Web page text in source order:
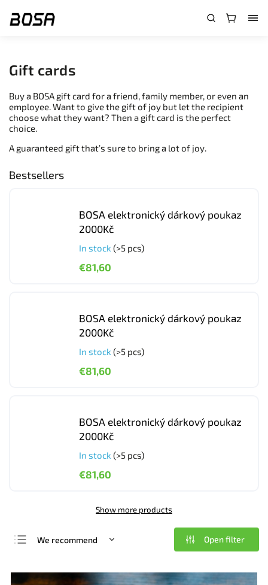
Gift cards
Buy a BOSA gift card for a friend, family member, or even an
employee. Want to give the gift of joy but let the recipient
choose what they want? Then a gift card is the perfect
choice.
A guaranteed gift that’s sure to bring a lot of joy.
Bestsellers
BOSA elektronický dárkový poukaz
2000Kč
In stock (>5 pcs)
€81,60
BOSA elektronický dárkový poukaz
2000Kč
In stock (>5 pcs)
€81,60
BOSA elektronický dárkový poukaz
2000Kč
In stock (>5 pcs)
€81,60
Show more products
We recommend
Most expensive
Open filter